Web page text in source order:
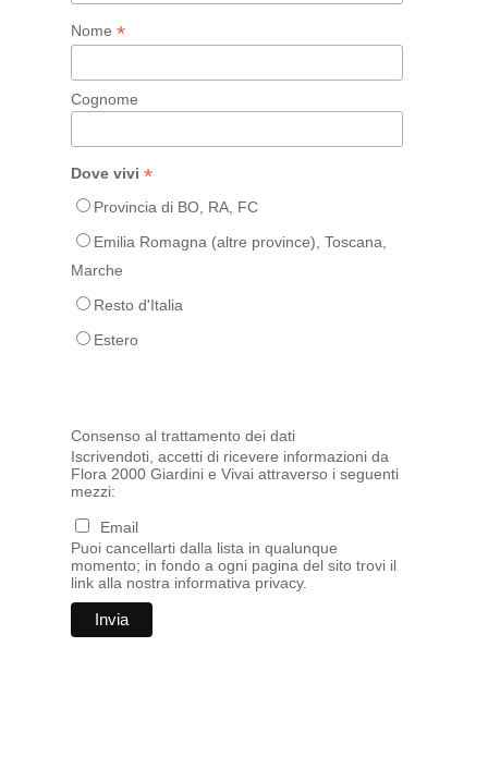
Nome *
Cognome
Dove vivi *
Provincia di BO, RA, FC
Emilia Romagna (altre province), Toscana,
Marche
Resto d'Italia
Estero
Consenso al trattamento dei dati
Iscrivendoti, accetti di ricevere informazioni da
Flora 2000 Giardini e Vivai attraverso i seguenti
mezzi:
Email
Puoi cancellarti dalla lista in qualunque
momento; in fondo a ogni pagina del sito trovi il
link alla nostra informativa privacy.